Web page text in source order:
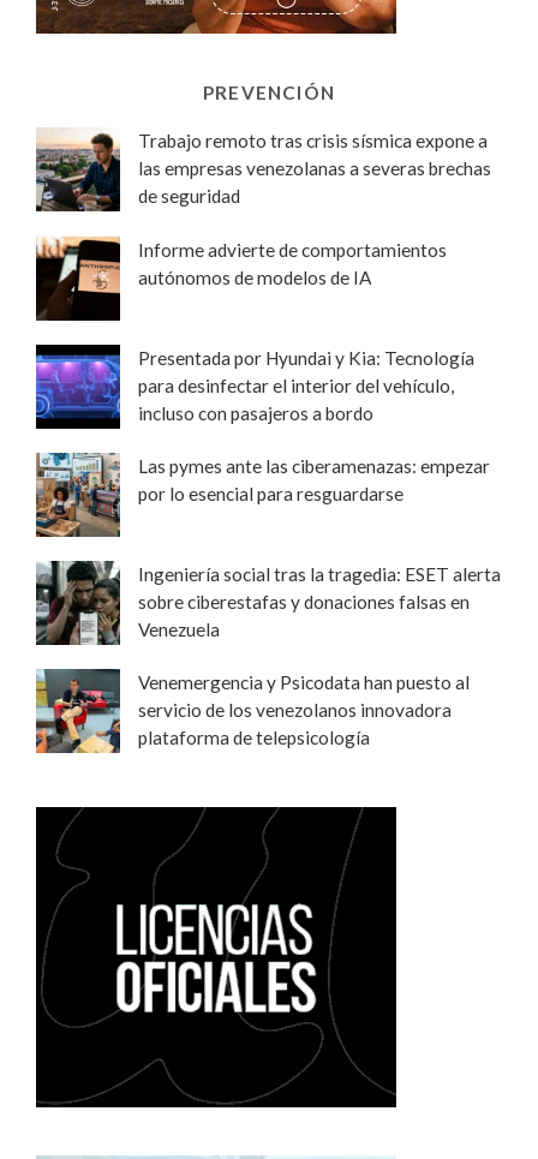
PREVENCIÓN
Trabajo remoto tras crisis sísmica expone a
las empresas venezolanas a severas brechas
de seguridad
Informe advierte de comportamientos
autónomos de modelos de IA
Presentada por Hyundai y Kia: Tecnología
para desinfectar el interior del vehículo,
incluso con pasajeros a bordo
Las pymes ante las ciberamenazas: empezar
por lo esencial para resguardarse
Ingeniería social tras la tragedia: ESET alerta
sobre ciberestafas y donaciones falsas en
Venezuela
Venemergencia y Psicodata han puesto al
servicio de los venezolanos innovadora
plataforma de telepsicología